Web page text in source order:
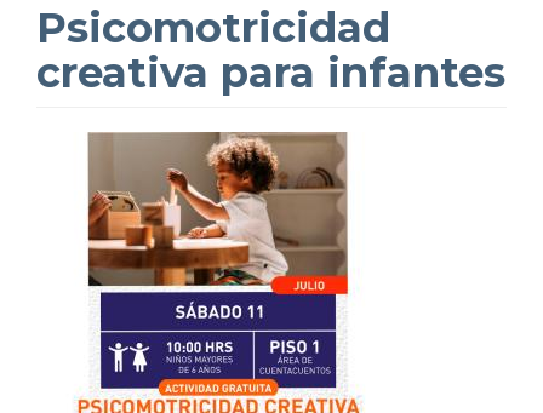
Psicomotricidad
creativa para infantes